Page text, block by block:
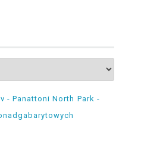
- Panattoni North Park -